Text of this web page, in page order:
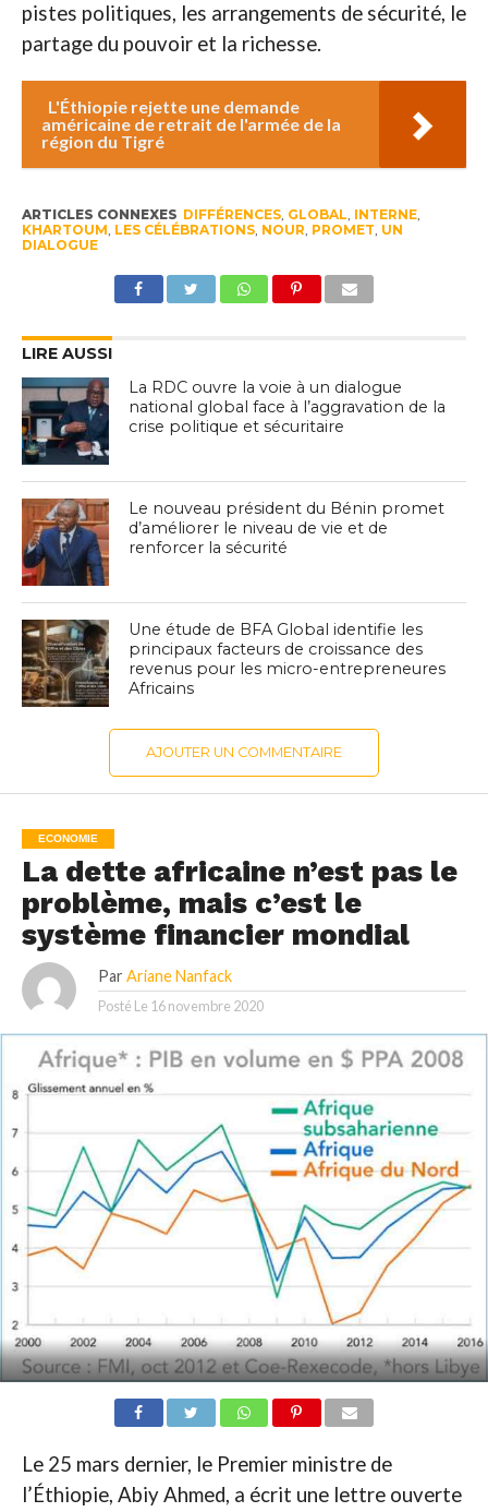
pistes politiques, les arrangements de sécurité, le
partage du pouvoir et la richesse.
L'Éthiopie rejette une demande
américaine de retrait de l'armée de la
région du Tigré
ARTICLES CONNEXES DIFFÉRENCES, GLOBAL, INTERNE,
KHARTOUM, LES CÉLÉBRATIONS, NOUR, PROMET, UN
DIALOGUE
LIRE AUSSI
La RDC ouvre la voie à un dialogue
national global face à l’aggravation de la
crise politique et sécuritaire
Le nouveau président du Bénin promet
d’améliorer le niveau de vie et de
renforcer la sécurité
Une étude de BFA Global identifie les
principaux facteurs de croissance des
revenus pour les micro-entrepreneures
Africains
AJOUTER UN COMMENTAIRE
ECONOMIE
La dette africaine n’est pas le
problème, mais c’est le
système financier mondial
Par Ariane Nanfack
Posté Le 16 novembre 2020
Le 25 mars dernier, le Premier ministre de
l’Éthiopie, Abiy Ahmed, a écrit une lettre ouverte